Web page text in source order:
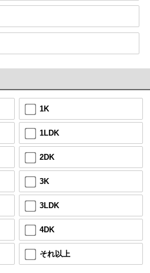
1K
1LDK
2DK
3K
3LDK
4DK
それ以上